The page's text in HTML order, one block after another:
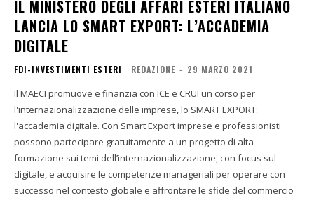
IL MINISTERO DEGLI AFFARI ESTERI ITALIANO
LANCIA LO SMART EXPORT: L’ACCADEMIA
DIGITALE
FDI-INVESTIMENTI ESTERI REDAZIONE - 29 MARZO 2021
Il MAECI promuove e finanzia con ICE e CRUI un corso per
l'internazionalizzazione delle imprese, lo SMART EXPORT:
l'accademia digitale. Con Smart Export imprese e professionisti
possono partecipare gratuitamente a un progetto di alta
formazione sui temi dell’internazionalizzazione, con focus sul
digitale, e acquisire le competenze manageriali per operare con
successo nel contesto globale e affrontare le sfide del commercio